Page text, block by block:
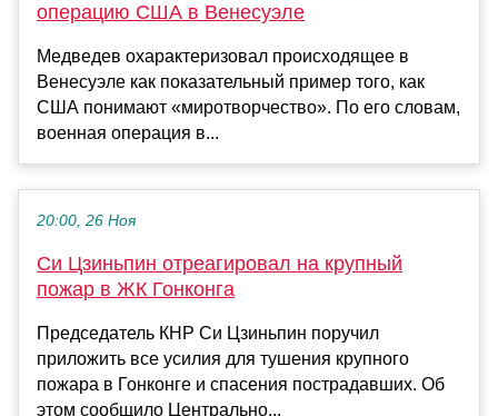
операцию США в Венесуэле
Медведев охарактеризовал происходящее в
Венесуэле как показательный пример того, как
США понимают «миротворчество». По его словам,
военная операция в...
20:00, 26 Ноя
Си Цзиньпин отреагировал на крупный
пожар в ЖК Гонконга
Председатель КНР Си Цзиньпин поручил
приложить все усилия для тушения крупного
пожара в Гонконге и спасения пострадавших. Об
этом сообщило Центрально...